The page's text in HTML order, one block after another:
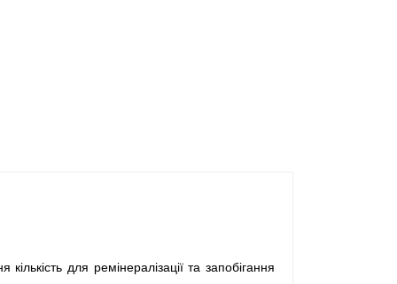
для ремінералізації та запобігання